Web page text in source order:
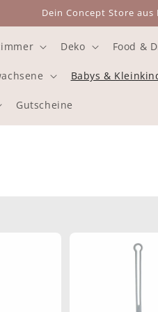
Dein Concept Store
Deko Food &
Babys &
Gutscheine